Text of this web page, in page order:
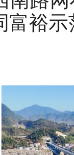
富裕